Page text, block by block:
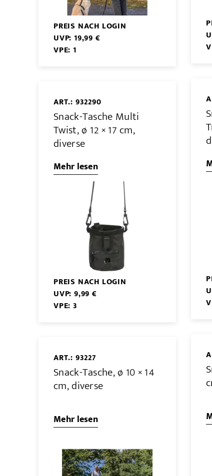
PREIS NACH LOGIN
UVP: 19,99 €
VPE: 1
ART.: 932290
Snack-Tasche Multi
Twist, ø 12 × 17 cm,
diverse
Mehr lesen
PREIS NACH LOGIN
UVP: 9,99 €
VPE: 3
ART.: 93227
Snack-Tasche, ø 10 × 14
cm, diverse
Mehr lesen